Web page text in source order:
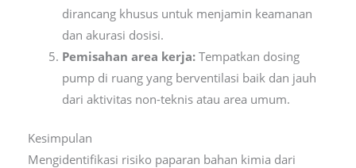
dirancang khusus untuk menjamin keamanan
dan akurasi dosisi.
Pemisahan area kerja: Tempatkan dosing
pump di ruang yang berventilasi baik dan jauh
dari aktivitas non-teknis atau area umum.
Kesimpulan
Mengidentifikasi risiko paparan bahan kimia dari